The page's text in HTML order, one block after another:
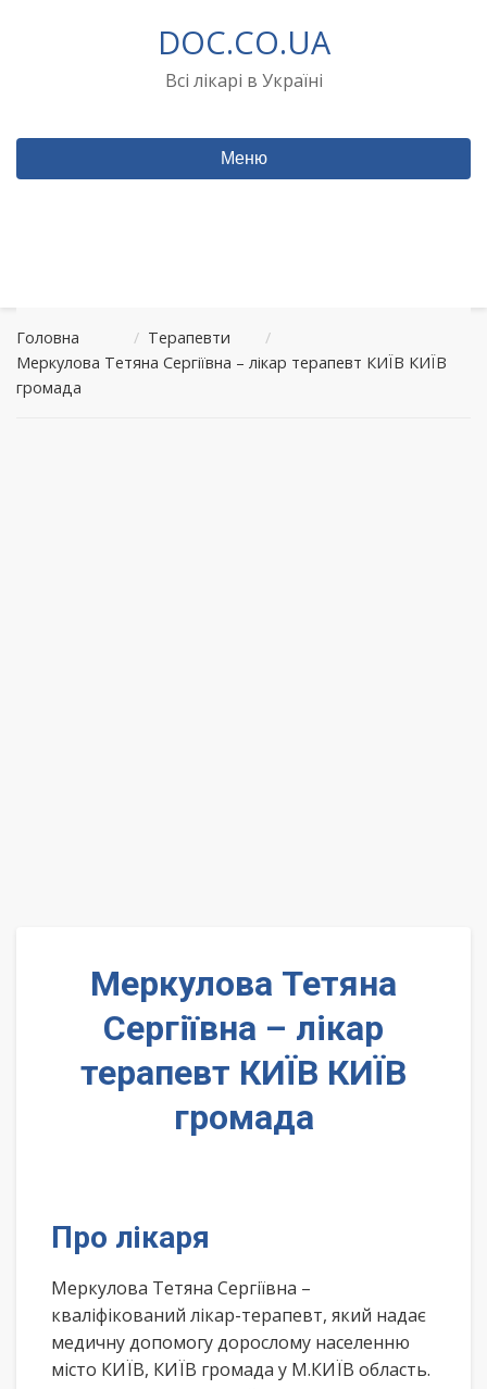
DOC.CO.UA
Всі лікарі в Україні
Меню
Головна / Терапевти
/
Меркулова Тетяна Сергіївна – лікар терапевт КИЇВ КИЇВ
громада
Меркулова Тетяна
Сергіївна – лікар
терапевт КИЇВ КИЇВ
громада
Про лікаря
Меркулова Тетяна Сергіївна –
кваліфікований лікар-терапевт, який надає
медичну допомогу дорослому населенню
місто КИЇВ, КИЇВ громада у М.КИЇВ область.